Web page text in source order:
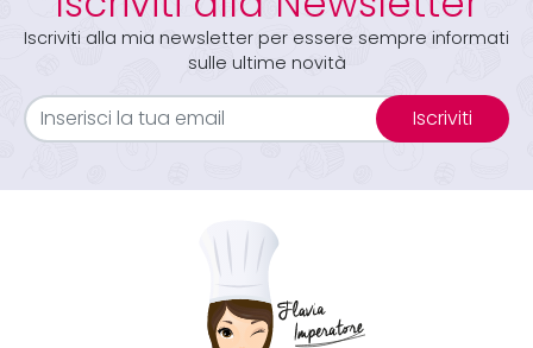
Iscriviti alla mia newsletter per essere sempre informati
sulle ultime novità
Iscriviti